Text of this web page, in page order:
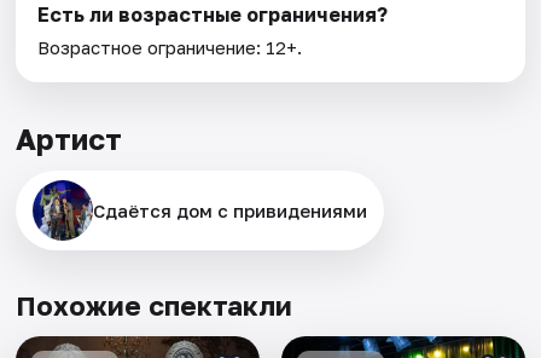
Есть ли возрастные ограничения?
Возрастное ограничение: 12+.
Артист
Сдаётся дом с привидениями
Похожие спектакли